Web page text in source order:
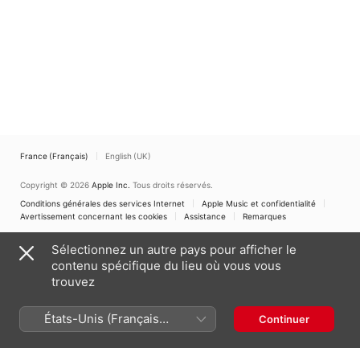
France (Français) English (UK)
Copyright © 2026 Apple Inc. Tous droits réservés.
Conditions générales des services Internet
Apple Music et confidentialité
Avertissement concernant les cookies
Assistance Remarques
Sélectionnez un autre pays pour afficher le
contenu spécifique du lieu où vous vous
trouvez
États-Unis (Français
France)
Continuer